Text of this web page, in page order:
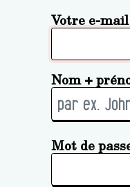
Votre e-mail
Nom +
Mot de